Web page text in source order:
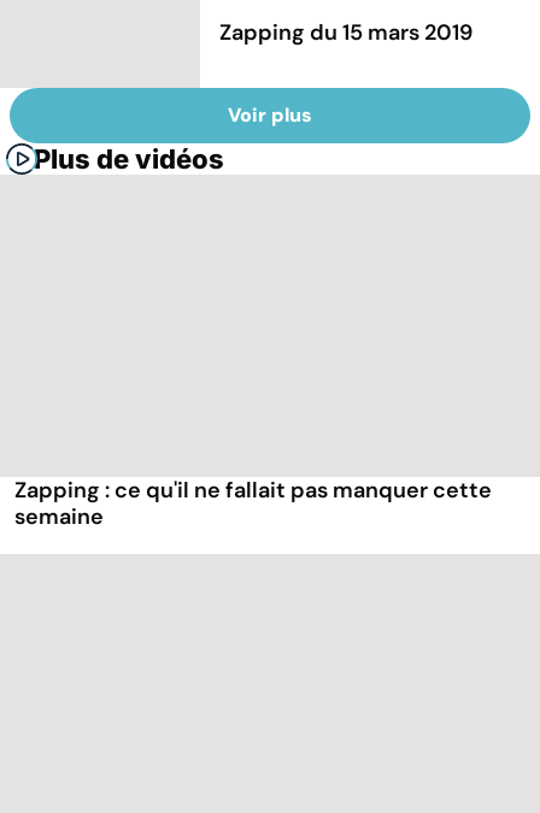
Zapping du 15 mars 2019
Voir plus
Plus de vidéos
Zapping : ce qu'il ne fallait pas manquer cette
semaine